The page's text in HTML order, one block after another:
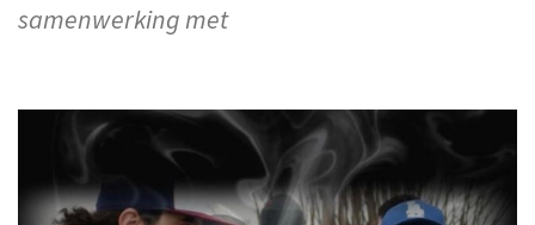
samenwerking met